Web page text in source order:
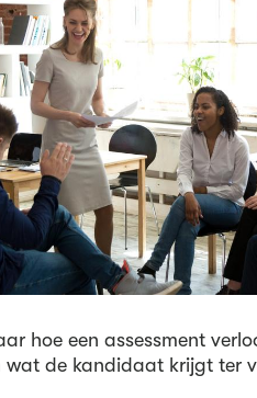
hoe een assessment
wat de kandidaat krijgt ter